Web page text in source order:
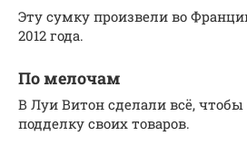
Эту сумку произвели во
2012 года.
По мелочам
В Луи Витон сделали всё,
подделку своих товаров.